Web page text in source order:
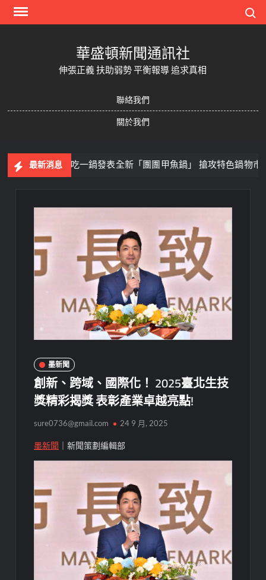
Skip
華盛頓新聞通訊社
伸張正義 扶助弱勢 平衡報導 追求真相
聯絡我們
關於我們
最新消息
飲！立馬吃一鍋發表全新「團團甲魚鍋」 搶攻特色鍋物市場
墨新聞
創新、跨域、國際化！ 2025臺北生技
獎精彩揭獎 表彰產業卓越亮點!
sure0736@gmail.com 24 9 月, 2025
墨新聞 ｜新聞策劃編輯部